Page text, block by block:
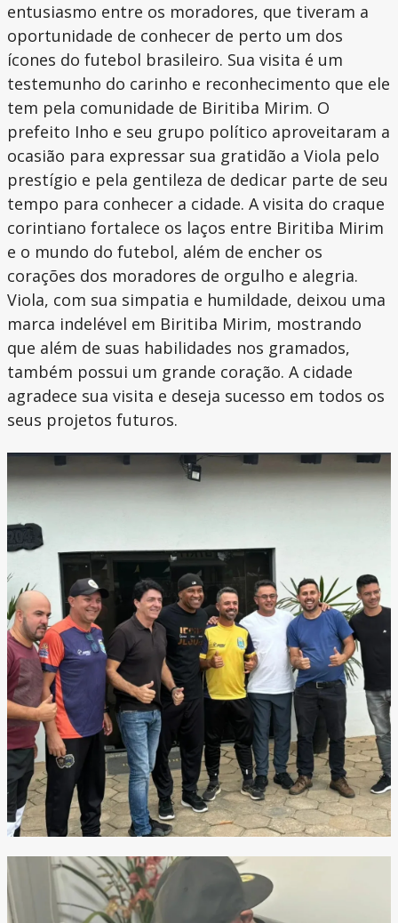
entusiasmo entre os moradores, que tiveram a
oportunidade de conhecer de perto um dos
ícones do futebol brasileiro. Sua visita é um
testemunho do carinho e reconhecimento que ele
tem pela comunidade de Biritiba Mirim. O
prefeito Inho e seu grupo político aproveitaram a
ocasião para expressar sua gratidão a Viola pelo
prestígio e pela gentileza de dedicar parte de seu
tempo para conhecer a cidade. A visita do craque
corintiano fortalece os laços entre Biritiba Mirim
e o mundo do futebol, além de encher os
corações dos moradores de orgulho e alegria.
Viola, com sua simpatia e humildade, deixou uma
marca indelével em Biritiba Mirim, mostrando
que além de suas habilidades nos gramados,
também possui um grande coração. A cidade
agradece sua visita e deseja sucesso em todos os
seus projetos futuros.